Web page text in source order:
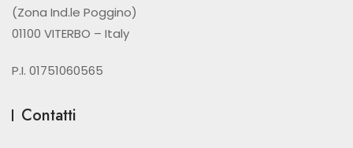
(Zona Ind.le Poggino)
01100 VITERBO – Italy
P.I. 01751060565
Contatti